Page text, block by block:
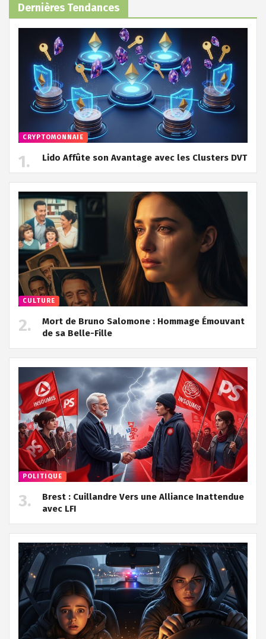
Dernières Tendances
CRYPTOMONNAIE
Lido Affûte son Avantage avec les Clusters DVT
CULTURE
Mort de Bruno Salomone : Hommage Émouvant
de sa Belle-Fille
POLITIQUE
Brest : Cuillandre Vers une Alliance Inattendue
avec LFI